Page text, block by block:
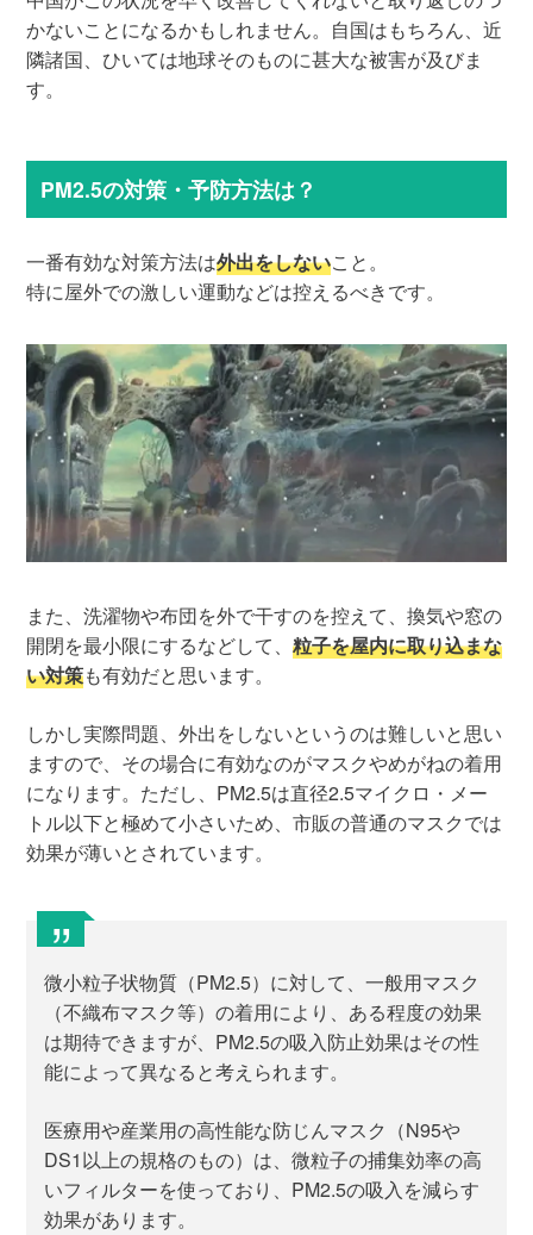
かないことになるかもしれません。自国はもちろん、近
隣諸国、ひいては地球そのものに甚大な被害が及びま
す。
PM2.5の対策・予防方法は？
一番有効な対策方法は外出をしないこと。
特に屋外での激しい運動などは控えるべきです。
また、洗濯物や布団を外で干すのを控えて、換気や窓の
開閉を最小限にするなどして、粒子を屋内に取り込まな
い対策も有効だと思います。
しかし実際問題、外出をしないというのは難しいと思い
ますので、その場合に有効なのがマスクやめがねの着用
になります。ただし、PM2.5は直径2.5マイクロ・メー
トル以下と極めて小さいため、市販の普通のマスクでは
効果が薄いとされています。
微小粒子状物質（PM2.5）に対して、一般用マスク
（不織布マスク等）の着用により、ある程度の効果
は期待できますが、PM2.5の吸入防止効果はその性
能によって異なると考えられます。
医療用や産業用の高性能な防じんマスク（N95や
DS1以上の規格のもの）は、微粒子の捕集効率の高
いフィルターを使っており、PM2.5の吸入を減らす
効果があります。